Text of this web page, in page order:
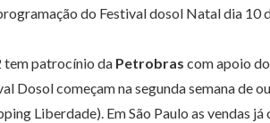
do Festival dosol Natal dia 10
tem patrocínio da Petrobras com apoio do
Dosol começam na segunda semana de
Liberdade). Em São Paulo as vendas